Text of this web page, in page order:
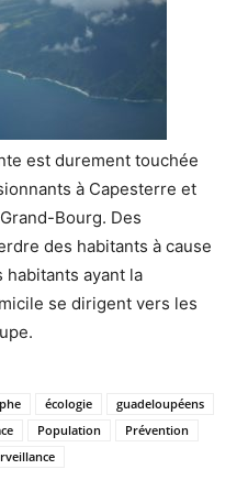
est durement touchée
à Capesterre et
Bourg. Des
des habitants à cause
habitants ayant la
se dirigent vers les
écologie
guadeloupéens
Population
Prévention